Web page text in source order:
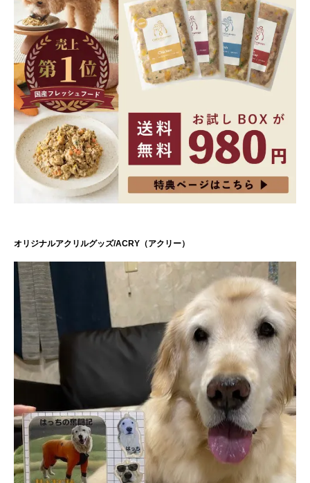
オリジナルアクリルグッズ/ACRY（アクリー）